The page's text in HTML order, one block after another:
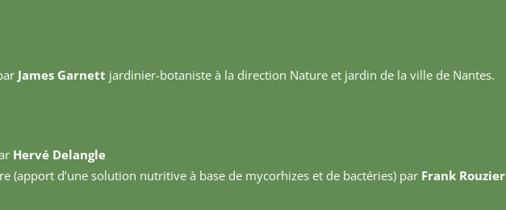
James Garnett jardinier-botaniste à la direction Nature et jardin de la ville de Nantes.
Hervé Delangle
(apport d’une solution nutritive à base de mycorhizes et de bactéries) par Frank Rouzier